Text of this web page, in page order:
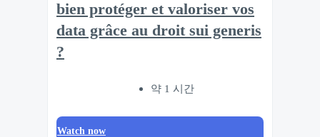
bien protéger et valoriser vos
data grâce au droit sui generis
?
약 1 시간
Watch now